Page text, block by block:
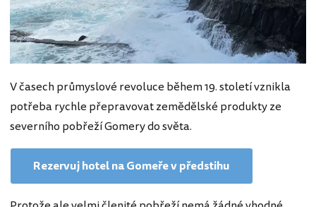
V časech průmyslové revoluce během 19. století vznikla
potřeba rychle přepravovat zemědělské produkty ze
severního pobřeží Gomery do světa.
Rezervuj hotel na Gomeře v předstihu